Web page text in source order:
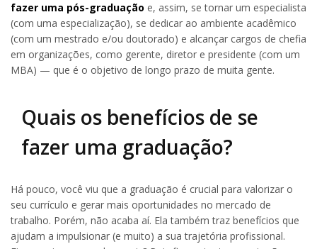
fazer uma pós-graduação e, assim, se tornar um especialista
(com uma especialização), se dedicar ao ambiente acadêmico
(com um mestrado e/ou doutorado) e alcançar cargos de chefia
em organizações, como gerente, diretor e presidente (com um
MBA) — que é o objetivo de longo prazo de muita gente.
Quais os benefícios de se
fazer uma graduação?
Há pouco, você viu que a graduação é crucial para valorizar o
seu currículo e gerar mais oportunidades no mercado de
trabalho. Porém, não acaba aí. Ela também traz benefícios que
ajudam a impulsionar (e muito) a sua trajetória profissional.